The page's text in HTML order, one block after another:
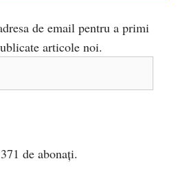
de email pentru a primi
articole noi.
de abonați.